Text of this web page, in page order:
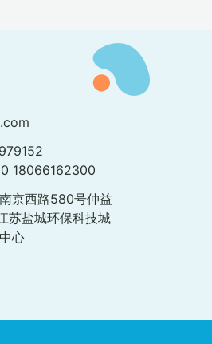
18066162300
京西路580号仲益
苏盐城环保科技城
心